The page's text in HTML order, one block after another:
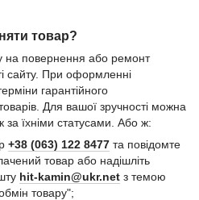
товар?
на повернення або ремонт
сайту. При оформленні
гарантійного
Для вашої зручності можна
за їхніми статусами. Або ж:
+38 (063) 122 8477 та повідомте
товар або надішліть
hit-kamin@ukr.net з темою
товару";